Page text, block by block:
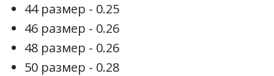
44 размер - 0.25
46 размер - 0.26
48 размер - 0.26
50 размер - 0.28